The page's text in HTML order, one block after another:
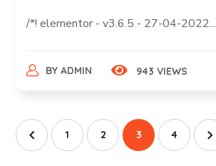
/*! elementor - v3.6.5 - 27-04-2022...
BY ADMIN 943 VIEWS
1 2 3 4